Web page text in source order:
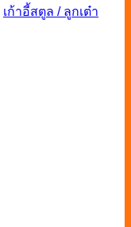
เก้าอี้สตูล / ลูกเต๋า